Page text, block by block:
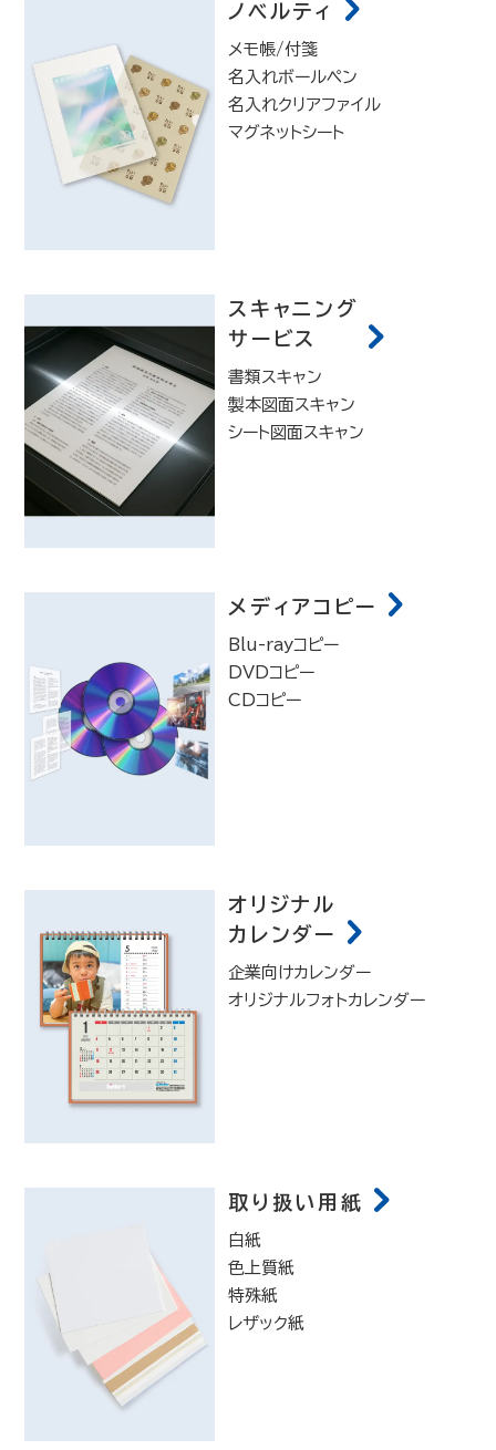
ノベルティ
メモ帳/付箋
名入れボールペン
名入れクリアファイル
マグネットシート
スキャニング
サービス
書類スキャン
製本図面スキャン
シート図面スキャン
メディアコピー
Blu-rayコピー
DVDコピー
CDコピー
オリジナル
カレンダー
企業向けカレンダー
オリジナルフォトカレンダー
取り扱い用紙
白紙
色上質紙
特殊紙
レザック紙